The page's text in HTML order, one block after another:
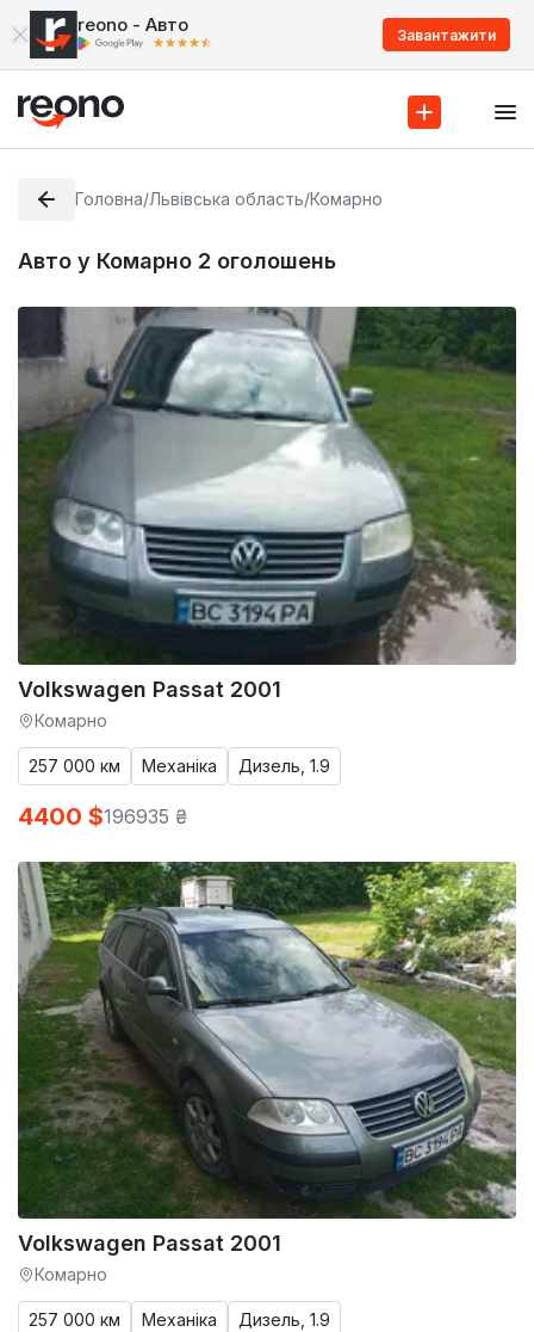
reono - Авто Завантажити
Головна/Львівська область/Комарно
Авто у Комарно 2 оголошень
Volkswagen Passat 2001
Комарно
257 000 км Механіка Дизель, 1.9
4400 $196935 ₴
Volkswagen Passat 2001
Комарно
257 000 км Механіка Дизель, 1.9